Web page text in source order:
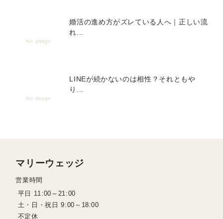
婚活の進め方がズレている人へ｜正しい流
れ...
LINEが続かないのは相性？それともや
り...
マリーウェッジ
営業時間
平日 11:00～21:00
土・日・祝日 9:00～18:00
不定休